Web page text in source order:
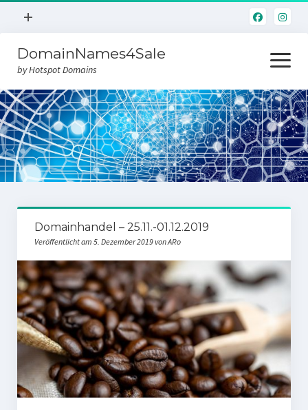
Menü
+
Hotspot.Domains
DomainNames4Sale
by Hotspot Domains
Menü
öffnen
Home
Domainverkauf
Domainhandel – 25.11.-01.12.2019
Veröffentlicht am 5. Dezember 2019 von ARo